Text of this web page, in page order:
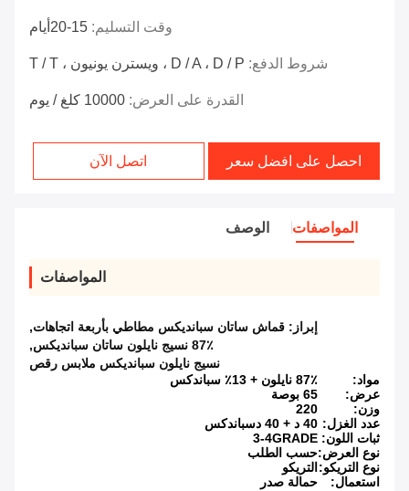
وقت التسليم: 15-20أيام
شروط الدفع: D / A ، D / P ، ويسترن يونيون ، T / T
القدرة على العرض: 10000 كلغ / يوم
احصل على افضل سعر اتصل الآن
المواصفات الوصف
المواصفات
إبراز: قماش ساتان سبانديكس مطاطي بأربعة اتجاهات,
87٪ نسيج نايلون ساتان سبانديكس
,
نسيج نايلون سبانديكس ملابس رقص
مواد:
87٪ نايلون + 13٪ سباندكس
عرض:
65 بوصة
وزن:
220
عدد الغزل: 40 د + 40 دسباندكس
ثبات اللون: 3-4GRADE
نوع العرض:حسب الطلب
نوع التريكو: التريكو
استعمال:
حمالة صدر